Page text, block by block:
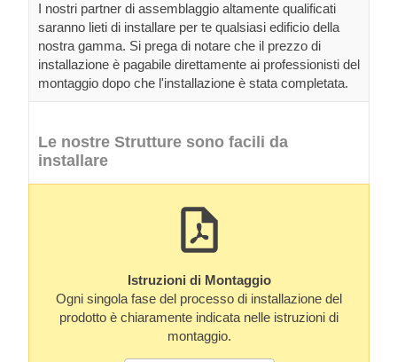
I nostri partner di assemblaggio altamente qualificati
saranno lieti di installare per te qualsiasi edificio della
nostra gamma. Si prega di notare che il prezzo di
installazione è pagabile direttamente ai professionisti del
montaggio dopo che l'installazione è stata completata.
Le nostre Strutture sono facili da
installare
Istruzioni di Montaggio
Ogni singola fase del processo di installazione del
prodotto è chiaramente indicata nelle istruzioni di
montaggio.